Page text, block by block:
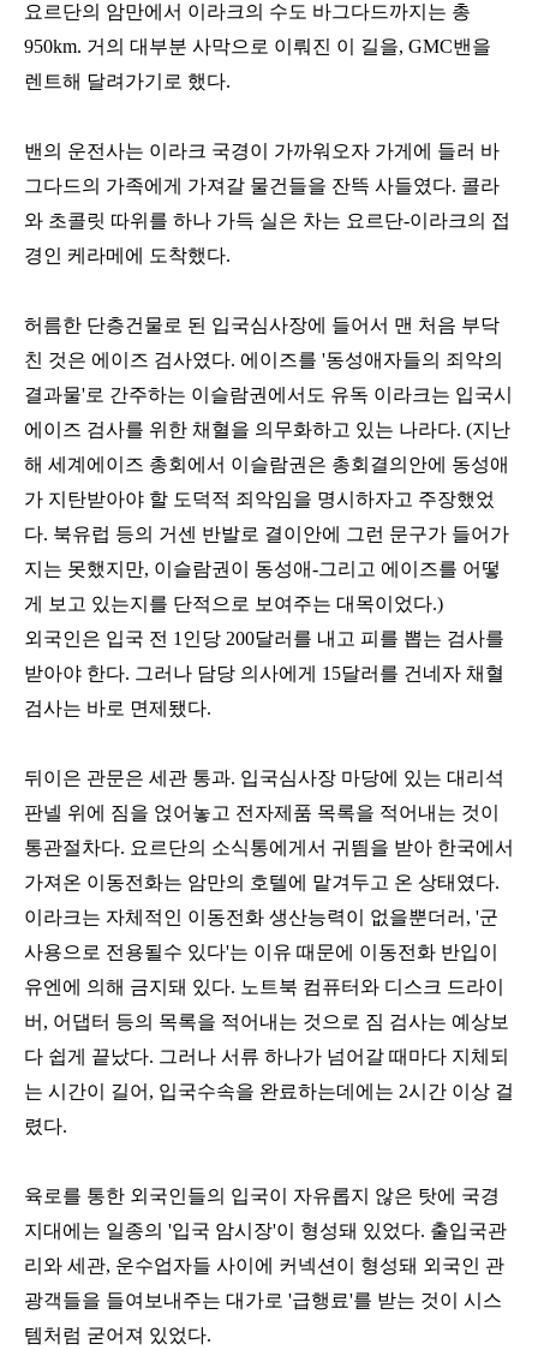
요르단의 암만에서 이라크의 수도 바그다드까지는 총
950km. 거의 대부분 사막으로 이뤄진 이 길을, GMC밴을
렌트해 달려가기로 했다.
밴의 운전사는 이라크 국경이 가까워오자 가게에 들러 바
그다드의 가족에게 가져갈 물건들을 잔뜩 사들였다. 콜라
와 초콜릿 따위를 하나 가득 실은 차는 요르단-이라크의 접
경인 케라메에 도착했다.
허름한 단층건물로 된 입국심사장에 들어서 맨 처음 부닥
친 것은 에이즈 검사였다. 에이즈를 '동성애자들의 죄악의
결과물'로 간주하는 이슬람권에서도 유독 이라크는 입국시
에이즈 검사를 위한 채혈을 의무화하고 있는 나라다. (지난
해 세계에이즈 총회에서 이슬람권은 총회결의안에 동성애
가 지탄받아야 할 도덕적 죄악임을 명시하자고 주장했었
다. 북유럽 등의 거센 반발로 결이안에 그런 문구가 들어가
지는 못했지만, 이슬람권이 동성애-그리고 에이즈를 어떻
게 보고 있는지를 단적으로 보여주는 대목이었다.)
외국인은 입국 전 1인당 200달러를 내고 피를 뽑는 검사를
받아야 한다. 그러나 담당 의사에게 15달러를 건네자 채혈
검사는 바로 면제됐다.
뒤이은 관문은 세관 통과. 입국심사장 마당에 있는 대리석
판넬 위에 짐을 얹어놓고 전자제품 목록을 적어내는 것이
통관절차다. 요르단의 소식통에게서 귀띔을 받아 한국에서
가져온 이동전화는 암만의 호텔에 맡겨두고 온 상태였다.
이라크는 자체적인 이동전화 생산능력이 없을뿐더러, '군
사용으로 전용될수 있다'는 이유 때문에 이동전화 반입이
유엔에 의해 금지돼 있다. 노트북 컴퓨터와 디스크 드라이
버, 어댑터 등의 목록을 적어내는 것으로 짐 검사는 예상보
다 쉽게 끝났다. 그러나 서류 하나가 넘어갈 때마다 지체되
는 시간이 길어, 입국수속을 완료하는데에는 2시간 이상 걸
렸다.
육로를 통한 외국인들의 입국이 자유롭지 않은 탓에 국경
지대에는 일종의 '입국 암시장'이 형성돼 있었다. 출입국관
리와 세관, 운수업자들 사이에 커넥션이 형성돼 외국인 관
광객들을 들여보내주는 대가로 '급행료'를 받는 것이 시스
템처럼 굳어져 있었다.